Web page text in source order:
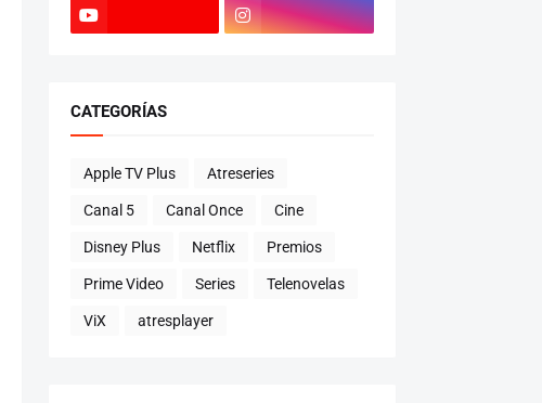
CATEGORÍAS
Apple TV Plus Atreseries
Canal 5 Canal Once Cine
Disney Plus Netflix Premios
Prime Video Series Telenovelas
ViX atresplayer